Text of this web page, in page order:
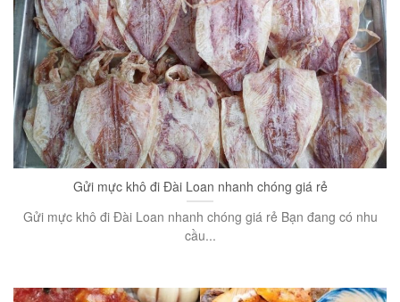
Gửi mực khô đi Đài Loan nhanh chóng giá rẻ
Gửi mực khô đi Đài Loan nhanh chóng giá rẻ Bạn đang có nhu
cầu...